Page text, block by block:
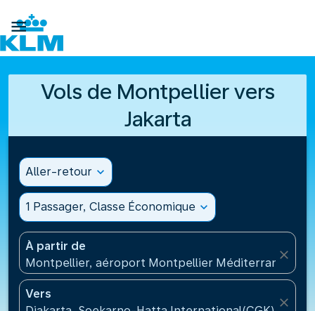

Vols de Montpellier vers
Jakarta
Aller-retour expand_more
1 Passager, Classe Économique expand_more
À partir de
Montpellier, aéroport Montpellier
close
Vers
close